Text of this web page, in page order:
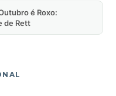
é Roxo:
de Rett